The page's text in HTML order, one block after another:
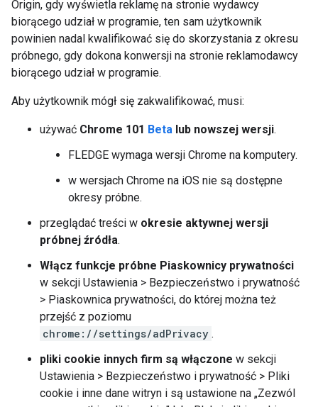
Origin, gdy wyświetla reklamę na stronie wydawcy
biorącego udział w programie, ten sam użytkownik
powinien nadal kwalifikować się do skorzystania z okresu
próbnego, gdy dokona konwersji na stronie reklamodawcy
biorącego udział w programie.
Aby użytkownik mógł się zakwalifikować, musi:
używać Chrome 101 Beta lub nowszej wersji.
FLEDGE wymaga wersji Chrome na komputery.
w wersjach Chrome na iOS nie są dostępne
okresy próbne.
przeglądać treści w okresie aktywnej wersji
próbnej źródła.
Włącz funkcje próbne Piaskownicy prywatności
w sekcji Ustawienia > Bezpieczeństwo i prywatność
> Piaskownica prywatności, do której można też
przejść z poziomu
chrome://settings/adPrivacy .
pliki cookie innych firm są włączone w sekcji
Ustawienia > Bezpieczeństwo i prywatność > Pliki
cookie i inne dane witryn i są ustawione na „Zezwól